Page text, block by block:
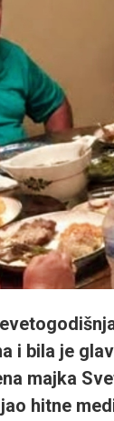
i bila je
majka
hitne